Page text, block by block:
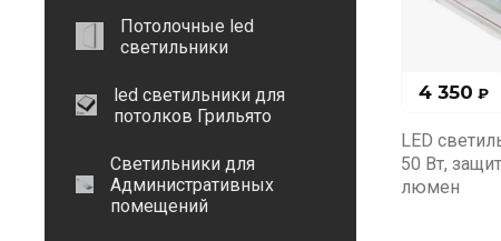
Потолочные led
светильники
led светильники для
потолков Грильято
Светильники для
Административных
помещений
4 350 ₽
LED
50 Вт,
люмен